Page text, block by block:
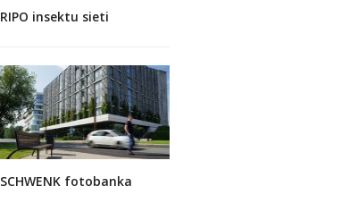
RIPO insektu sieti
SCHWENK fotobanka